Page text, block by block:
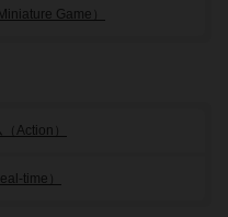
Game）
Action）
time）